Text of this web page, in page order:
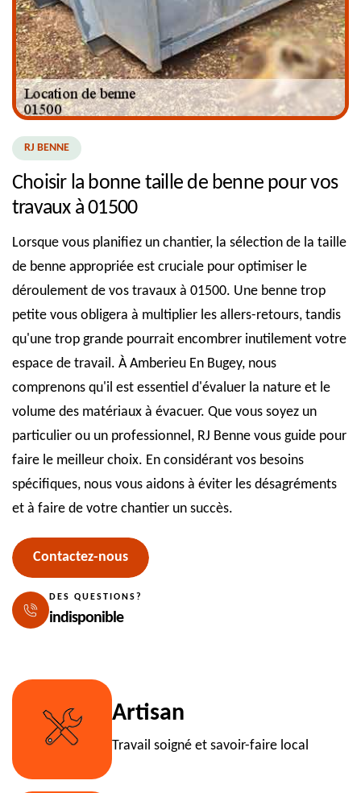
RJ BENNE
Choisir la bonne taille de benne pour vos
travaux à 01500
Lorsque vous planifiez un chantier, la sélection de la taille
de benne appropriée est cruciale pour optimiser le
déroulement de vos travaux à 01500. Une benne trop
petite vous obligera à multiplier les allers-retours, tandis
qu'une trop grande pourrait encombrer inutilement votre
espace de travail. À Amberieu En Bugey, nous
comprenons qu'il est essentiel d'évaluer la nature et le
volume des matériaux à évacuer. Que vous soyez un
particulier ou un professionnel, RJ Benne vous guide pour
faire le meilleur choix. En considérant vos besoins
spécifiques, nous vous aidons à éviter les désagréments
et à faire de votre chantier un succès.
Contactez-nous
DES QUESTIONS?
indisponible
Artisan
Travail soigné et savoir-faire local